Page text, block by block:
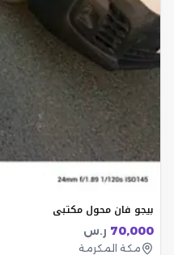
بيجو فان محول مكتبي
70,000 ر.س
مكة المكرمة